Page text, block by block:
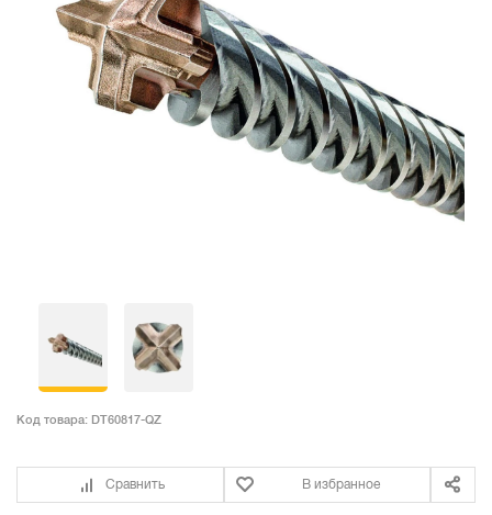
Код товара: DT60817-QZ
Сравнить В избранное